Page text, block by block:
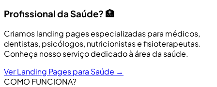
Profissional da Saúde? 🏥
Criamos landing pages especializadas para médicos,
dentistas, psicólogos, nutricionistas e fisioterapeutas.
Conheça nosso serviço dedicado à área da saúde.
Ver Landing Pages para Saúde →
COMO FUNCIONA?